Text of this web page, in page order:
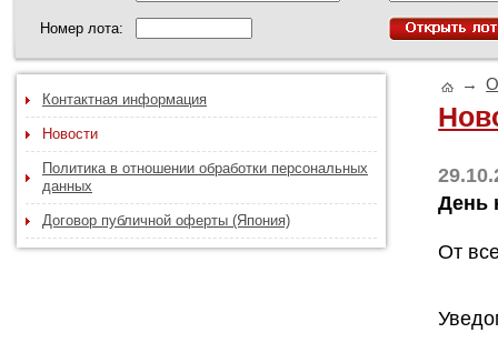
Номер лота:
Контактная информация
Новости
Политика в отношении обработки персональных
данных
Договор публичной оферты (Япония)
→
День
От